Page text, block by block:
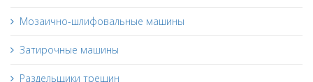
Мозаично-шлифовальные машины
Затирочные машины
Раздельщики трещин